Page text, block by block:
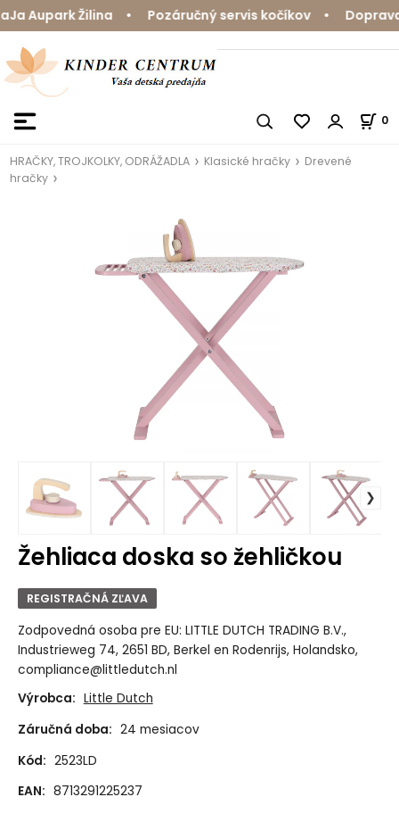
Aupark Žilina • Pozáručný servis kočíkov •
0
HRAČKY, TROJKOLKY, ODRÁŽADLA Klasické hračky
Drevené
hračky
Žehliaca doska so žehličkou
REGISTRAČNÁ ZĽAVA
Zodpovedná osoba pre EU: LITTLE DUTCH TRADING B.V.,
Industrieweg 74, 2651 BD, Berkel en Rodenrijs, Holandsko,
compliance@littledutch.nl
Výrobca: Little Dutch
Záručná doba: 24 mesiacov
Kód: 2523LD
EAN: 8713291225237